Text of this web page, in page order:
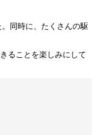
同時に、たくさんの駆
ることを楽しみにして